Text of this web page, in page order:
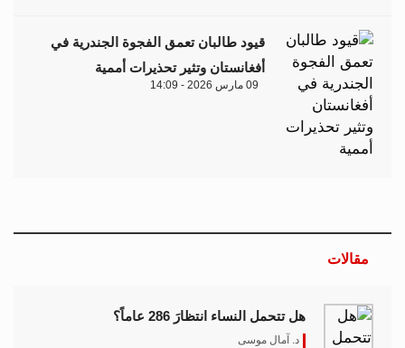
قيود طالبان تعمق الفجوة الجندرية في
أفغانستان وتثير تحذيرات أممية
09 مارس 2026 - 14:09
مقالات
هل تتحمل النساء انتظارَ 286 عاماً؟
د. آمال موسى